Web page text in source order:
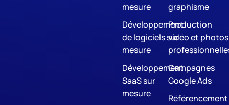
mesure
Développement
de logiciels sur
mesure
Développement
SaaS sur
mesure
graphisme
Production
vidéo et photos
Campagnes
Google Ads
Référencement